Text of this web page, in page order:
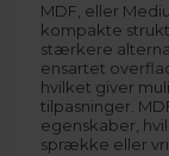
MDF, eller
kompakte
stærkere
ensartet
hvilket giver
tilpasninger.
egenskaber,
sprække eller